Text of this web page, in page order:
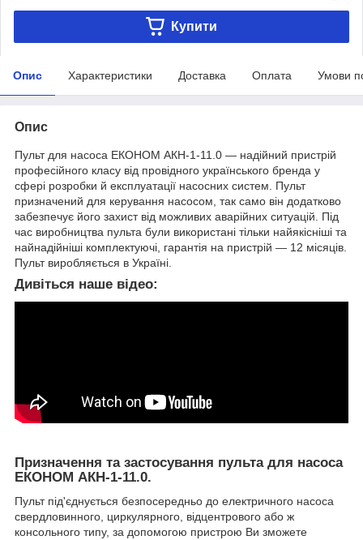
Купити
Опис Характеристики Доставка Оплата Умови
Опис
Пульт для насоса ЕКОНОМ АКН-1-11.0 — надійний пристрій
професійного класу від провідного українського бренда у
сфері розробки й експлуатації насосних систем. Пульт
призначений для керування насосом, так само він додатково
забезпечує його захист від можливих аварійних ситуацій. Під
час виробництва пульта були використані тільки найякісніші та
найнадійніші комплектуючі, гарантія на пристрій — 12 місяців.
Пульт виробляється в Україні.
Дивіться наше відео:
Призначення та застосування пульта для насоса
ЕКОНОМ АКН-1-11.0.
Пульт під'єднується безпосередньо до електричного насоса
свердловинного, циркулярного, відцентрового або ж
консольного типу, за допомогою пристрою Ви зможете